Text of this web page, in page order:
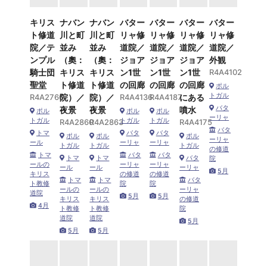
キリス
ト修道
院／テ
ンプル
騎士団
聖堂
R4A2760
ポル
トガル
トマ
ール
トマ
ールの
キリス
ト教修
道院
4月
ナバン
川と町
並み
（奧：
キリス
ト修道
院）／
夜景
R4A2860
ポル
トガル
トマ
ール
トマ
ールの
キリス
ト教修
道院
5月
ナバン
川と町
並み
（奧：
キリス
ト修道
院）／
夜景
R4A2863
ポル
トガル
トマ
ール
トマ
ールの
キリス
ト教修
道院
5月
バター
リャ修
道院／
ジョア
ン1世
の回廊
R4A4136
ポル
トガル
バタ
ーリャ
バタ
ーリャ
の修道
院
5月
バター
リャ修
道院／
ジョア
ン1世
の回廊
R4A4187
ポル
トガル
バタ
ーリャ
バタ
ーリャ
の修道
院
5月
バター
リャ修
道院／
ジョア
ン1世
の回廊
にある
噴水
R4A4175
ポル
トガル
バタ
ーリャ
バタ
ーリャ
の修道
院
5月
バター
リャ修
道院／
外観
R4A4102
ポル
トガル
バタ
ーリャ
バタ
ーリャ
の修道
院
5月